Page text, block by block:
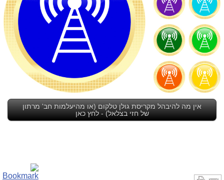
אין מה להיבהל מקריסת גולן טלקום (או מהיעלמות חב' מרתון
של חזי בצלאל) - לחץ כאן